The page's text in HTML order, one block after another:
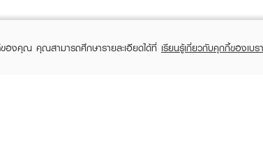
ของคุณ คุณสามารถศึกษารายละเอียดได้ที่ เรียนรู้เกี่ยวกับคุกกี้ของเบร